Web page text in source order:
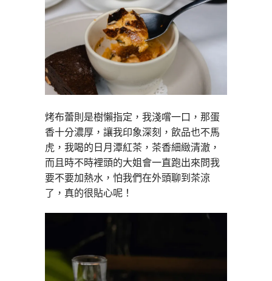
烤布蕾則是樹懶指定，我淺嚐一口，那蛋
香十分濃厚，讓我印象深刻，飲品也不馬
虎，我喝的日月潭紅茶，茶香細緻清澈，
而且時不時裡頭的大姐會一直跑出來問我
要不要加熱水，怕我們在外頭聊到茶涼
了，真的很貼心呢！